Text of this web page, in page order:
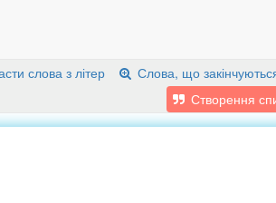
слова з літер Слова, що
Створення